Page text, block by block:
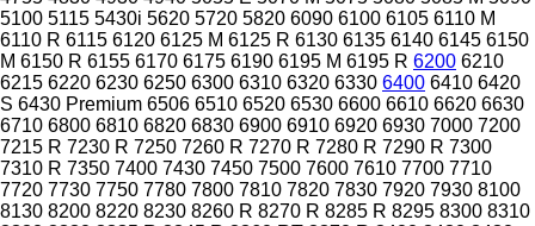
5100 5115 5430i 5620 5720 5820 6090 6100 6105 6110 M
6110 R 6115 6120 6125 M 6125 R 6130 6135 6140 6145 6150
M 6150 R 6155 6170 6175 6190 6195 M 6195 R 6200 6210
6215 6220 6230 6250 6300 6310 6320 6330 6400 6410 6420
S 6430 Premium 6506 6510 6520 6530 6600 6610 6620 6630
6710 6800 6810 6820 6830 6900 6910 6920 6930 7000 7200
7215 R 7230 R 7250 7260 R 7270 R 7280 R 7290 R 7300
7310 R 7350 7400 7430 7450 7500 7600 7610 7700 7710
7720 7730 7750 7780 7800 7810 7820 7830 7920 7930 8100
8130 8200 8220 8230 8260 R 8270 R 8285 R 8295 8300 8310